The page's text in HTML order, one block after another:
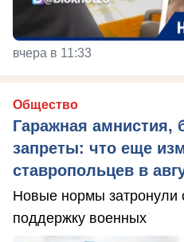
вчера в 11:33
Общество
Гаражная амнистия,
запреты: что еще
ставропольцев в
Новые нормы затронули
поддержку военных